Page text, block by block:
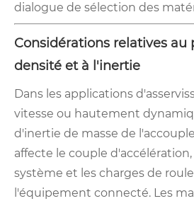
dialogue de sélection des
Considérations relatives au
densité et à l'inertie
Dans les applications
vitesse ou hautement
d'inertie de masse de
affecte le couple
système et les charges de
l'équipement connecté. Les